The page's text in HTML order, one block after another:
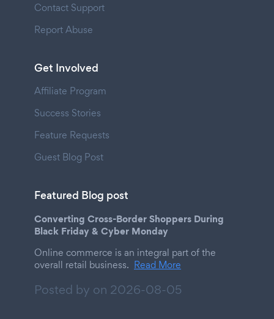
Contact Support
Report Abuse
Get Involved
Affiliate Program
Success Stories
Feature Requests
Guest Blog Post
Featured Blog post
Converting Cross-Border Shoppers During
Black Friday & Cyber Monday
Online commerce is an integral part of the
overall retail business. Read More
Posted by on 2026-08-05